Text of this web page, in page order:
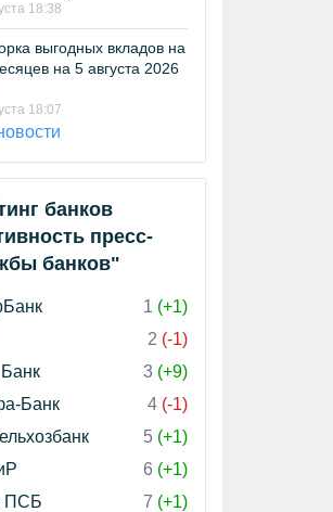
18:38
выгодных вкладов на
на 5 августа 2026
18:07
банков
пресс-
банков"
1 (+1)
2 (-1)
3 (+9)
Банк
4 (-1)
5 (+1)
6 (+1)
ПСБ
7 (+1)